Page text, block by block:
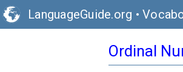
LanguageGuide.org •
Ordinal